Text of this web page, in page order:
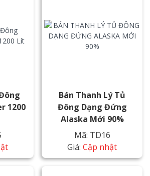
1200
Bán Thanh Lý Tủ
Đông Dạng Đứng
Alaska Mới 90%
Mã: TD16
Giá: Cập nhật